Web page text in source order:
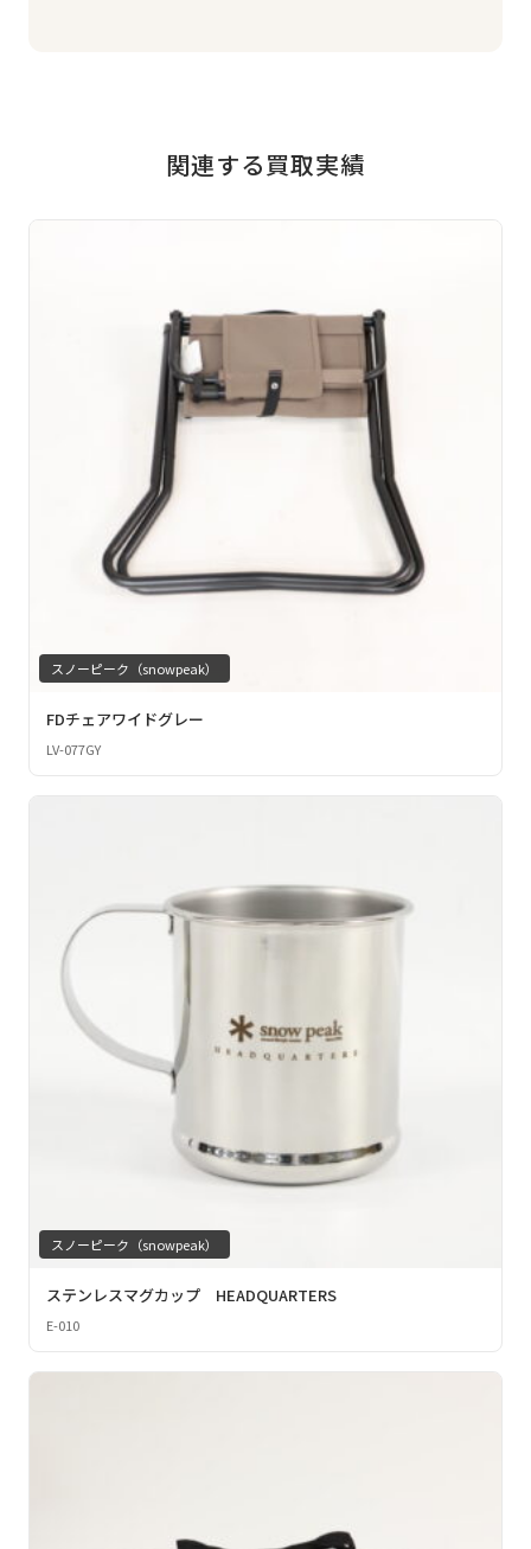
関連する買取実績
スノーピーク（snowpeak）
FDチェアワイドグレー
LV-077GY
スノーピーク（snowpeak）
ステンレスマグカップ HEADQUARTERS
E-010